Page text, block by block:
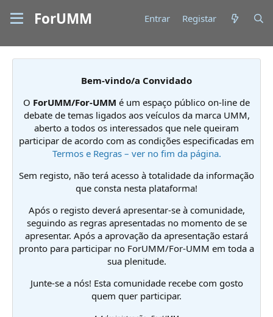
ForUMM Entrar Registar
Bem-vindo/a Convidado
O ForUMM/For-UMM é um espaço público on-line de
debate de temas ligados aos veículos da marca UMM,
aberto a todos os interessados que nele queiram
participar de acordo com as condições especificadas em
Termos e Regras – ver no fim da página.
Sem registo, não terá acesso à totalidade da informação
que consta nesta plataforma!
Após o registo deverá apresentar-se à comunidade,
seguindo as regras apresentadas no momento de se
apresentar. Após a aprovação da apresentação estará
pronto para participar no ForUMM/For-UMM em toda a
sua plenitude.
Junte-se a nós! Esta comunidade recebe com gosto
quem quer participar.